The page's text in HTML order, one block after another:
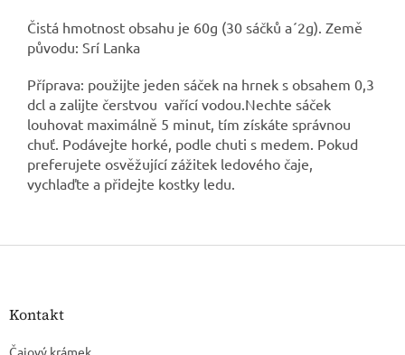
Čistá hmotnost obsahu je 60g (30 sáčků a´2g). Země
původu: Srí Lanka
Příprava: použijte jeden sáček na hrnek s obsahem 0,3
dcl a zalijte čerstvou vařící vodou.Nechte sáček
louhovat maximálně 5 minut, tím získáte správnou
chuť. Podávejte horké, podle chuti s medem. Pokud
preferujete osvěžující zážitek ledového čaje,
vychlaďte a přidejte kostky ledu.
Z
Kontakt
Čajový krámek